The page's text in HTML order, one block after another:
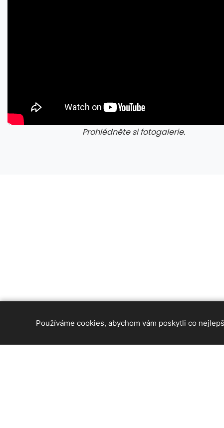
Prohlédněte si fotogalerie.
Používáme cookies, abychom vám poskytli co